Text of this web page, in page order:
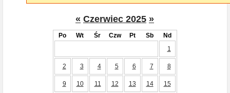
« Czerwiec 2025 »
Po Wt Śr Czw Pt Sb
Nd
1
2 3 4 5 6 7 8
9 10 11 12 13 14 15